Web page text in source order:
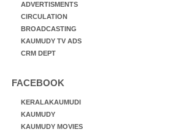
ADVERTISMENTS
CIRCULATION
BROADCASTING
KAUMUDY TV ADS
CRM DEPT
FACEBOOK
KERALAKAUMUDI
KAUMUDY
KAUMUDY MOVIES